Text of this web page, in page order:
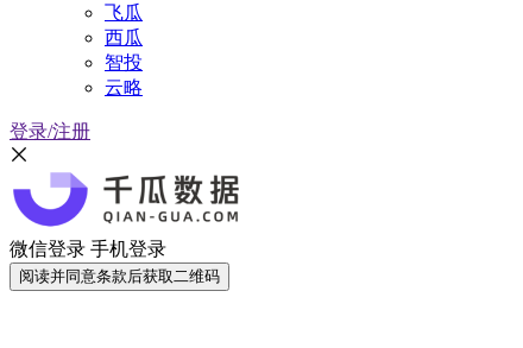
飞瓜
西瓜
智投
云略
登录/注册
微信登录 手机登录
阅读并同意条款后获取二维码